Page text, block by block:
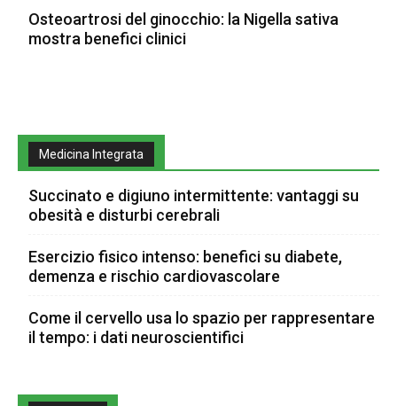
Osteoartrosi del ginocchio: la Nigella sativa
mostra benefici clinici
Medicina Integrata
Succinato e digiuno intermittente: vantaggi su
obesità e disturbi cerebrali
Esercizio fisico intenso: benefici su diabete,
demenza e rischio cardiovascolare
Come il cervello usa lo spazio per rappresentare
il tempo: i dati neuroscientifici